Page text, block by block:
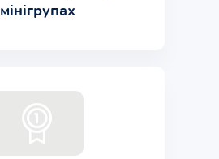
мінігрупах